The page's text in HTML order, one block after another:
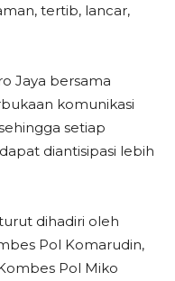
tertib, lancar,
Jaya bersama
komunikasi
setiap
diantisipasi lebih
dihadiri oleh
Pol Komarudin,
Pol Miko